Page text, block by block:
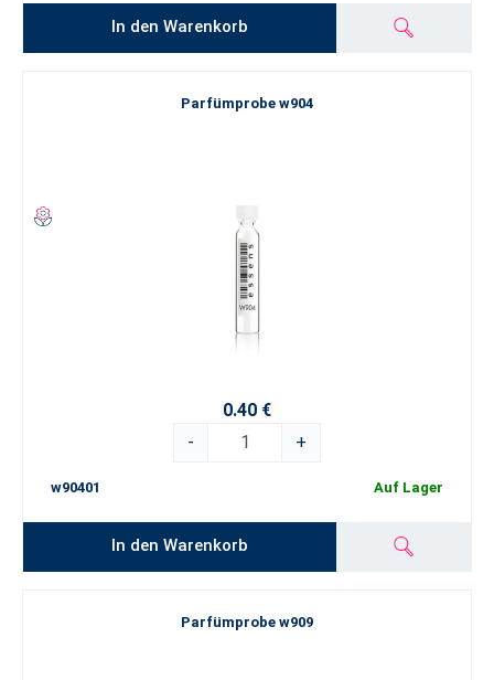
In den Warenkorb
Parfümprobe w904
0.40 €
-
+
w90401 Auf Lager
In den Warenkorb
Parfümprobe w909